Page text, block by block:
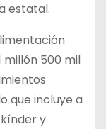
estatal.
millón 500 mil
que incluye a
y